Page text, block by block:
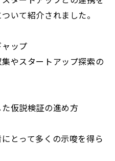
いて紹介されました。
ップ
やスタートアップ探索の
仮説検証の進め方
とって多くの示唆を得ら